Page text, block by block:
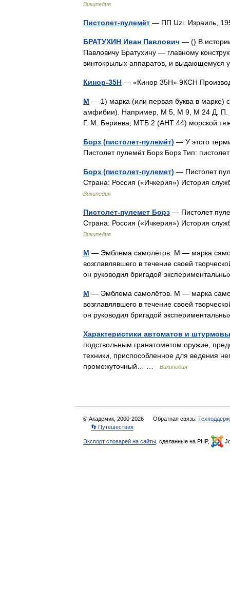
Википедия
Пистолет-пулемёт — ПП Uzi. Израиль,
БРАТУХИН Иван Павлович — () В
Павловичу Братухину — главному
винтокрылых аппаратов, и
Кинор-35Н — «Кинор 35Н» 9КСН
М — 1) марка (или первая буква в марке)
амфибии). Например, М 5, М 9, М 24 Д. П.
Г. М. Бериева; МТБ 2 (АНТ 44) морской
Борз (пистолет-пулемёт) — У этого
Пистолет пулемёт Борз Борз Тип:
Борз (пистолет-пулемет) — Пистолет
Страна: Россия («Ичкерия») История
Википедия
Пистолет-пулемет Борз — Пистолет
Страна: Россия («Ичкерия») История
Википедия
М — Эмблема самолётов. М — марка
возглавлявшего в течение своей
он руководил бригадой
М — Эмблема самолётов. М — марка
возглавлявшего в течение своей
он руководил бригадой
Характеристики автоматов и
подствольным гранатометом оружие,
техники, приспособленное для ведения
промежуточный… …
Википедия
© Академик, 2000-2026 Обратная связь:
👣 Путешествия
Экспорт словарей на сайты , сделанные на PHP,